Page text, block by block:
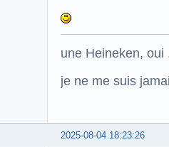
une Heineken,
je ne me suis
2025-08-04 18:23:26